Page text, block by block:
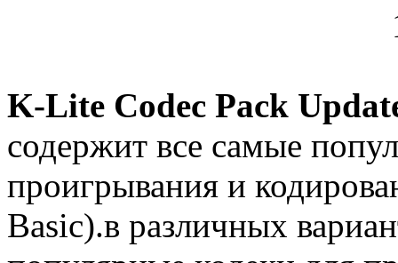
K-Lite Codec Pack
содержит все самые
проигрывания и
Basic).в различных